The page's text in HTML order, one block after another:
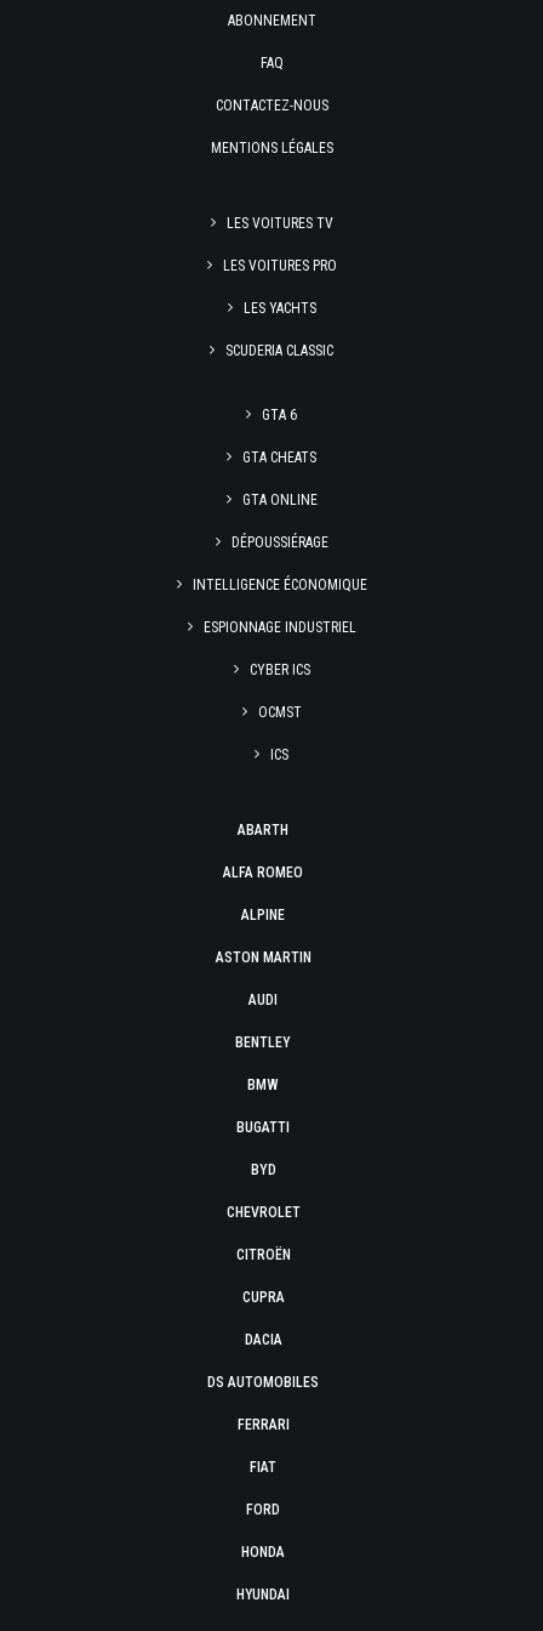
ABONNEMENT
FAQ
CONTACTEZ-NOUS
MENTIONS LÉGALES
LES VOITURES TV
LES VOITURES PRO
LES YACHTS
SCUDERIA CLASSIC
GTA 6
GTA CHEATS
GTA ONLINE
DÉPOUSSIÉRAGE
INTELLIGENCE ÉCONOMIQUE
ESPIONNAGE INDUSTRIEL
CYBER ICS
OCMST
ICS
ABARTH
ALFA ROMEO
ALPINE
ASTON MARTIN
AUDI
BENTLEY
BMW
BUGATTI
BYD
CHEVROLET
CITROËN
CUPRA
DACIA
DS AUTOMOBILES
FERRARI
FIAT
FORD
HONDA
HYUNDAI